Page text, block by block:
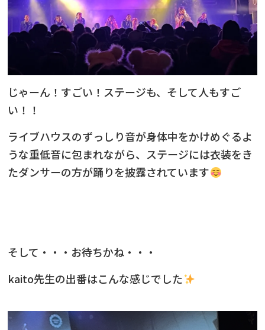
じゃーん！すごい！ステージも、そして人もすご
い！！
ライブハウスのずっしり音が身体中をかけめぐるよ
うな重低音に包まれながら、ステージには衣装をき
たダンサーの方が踊りを披露されています
そして・・・お待ちかね・・・
kaito先生の出番はこんな感じでした